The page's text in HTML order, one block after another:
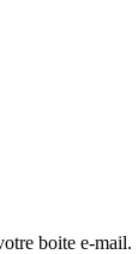
boite e-mail.